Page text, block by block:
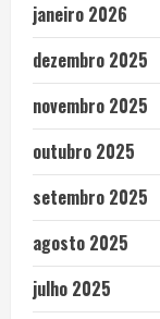
janeiro 2026
dezembro 2025
novembro 2025
outubro 2025
setembro 2025
agosto 2025
julho 2025